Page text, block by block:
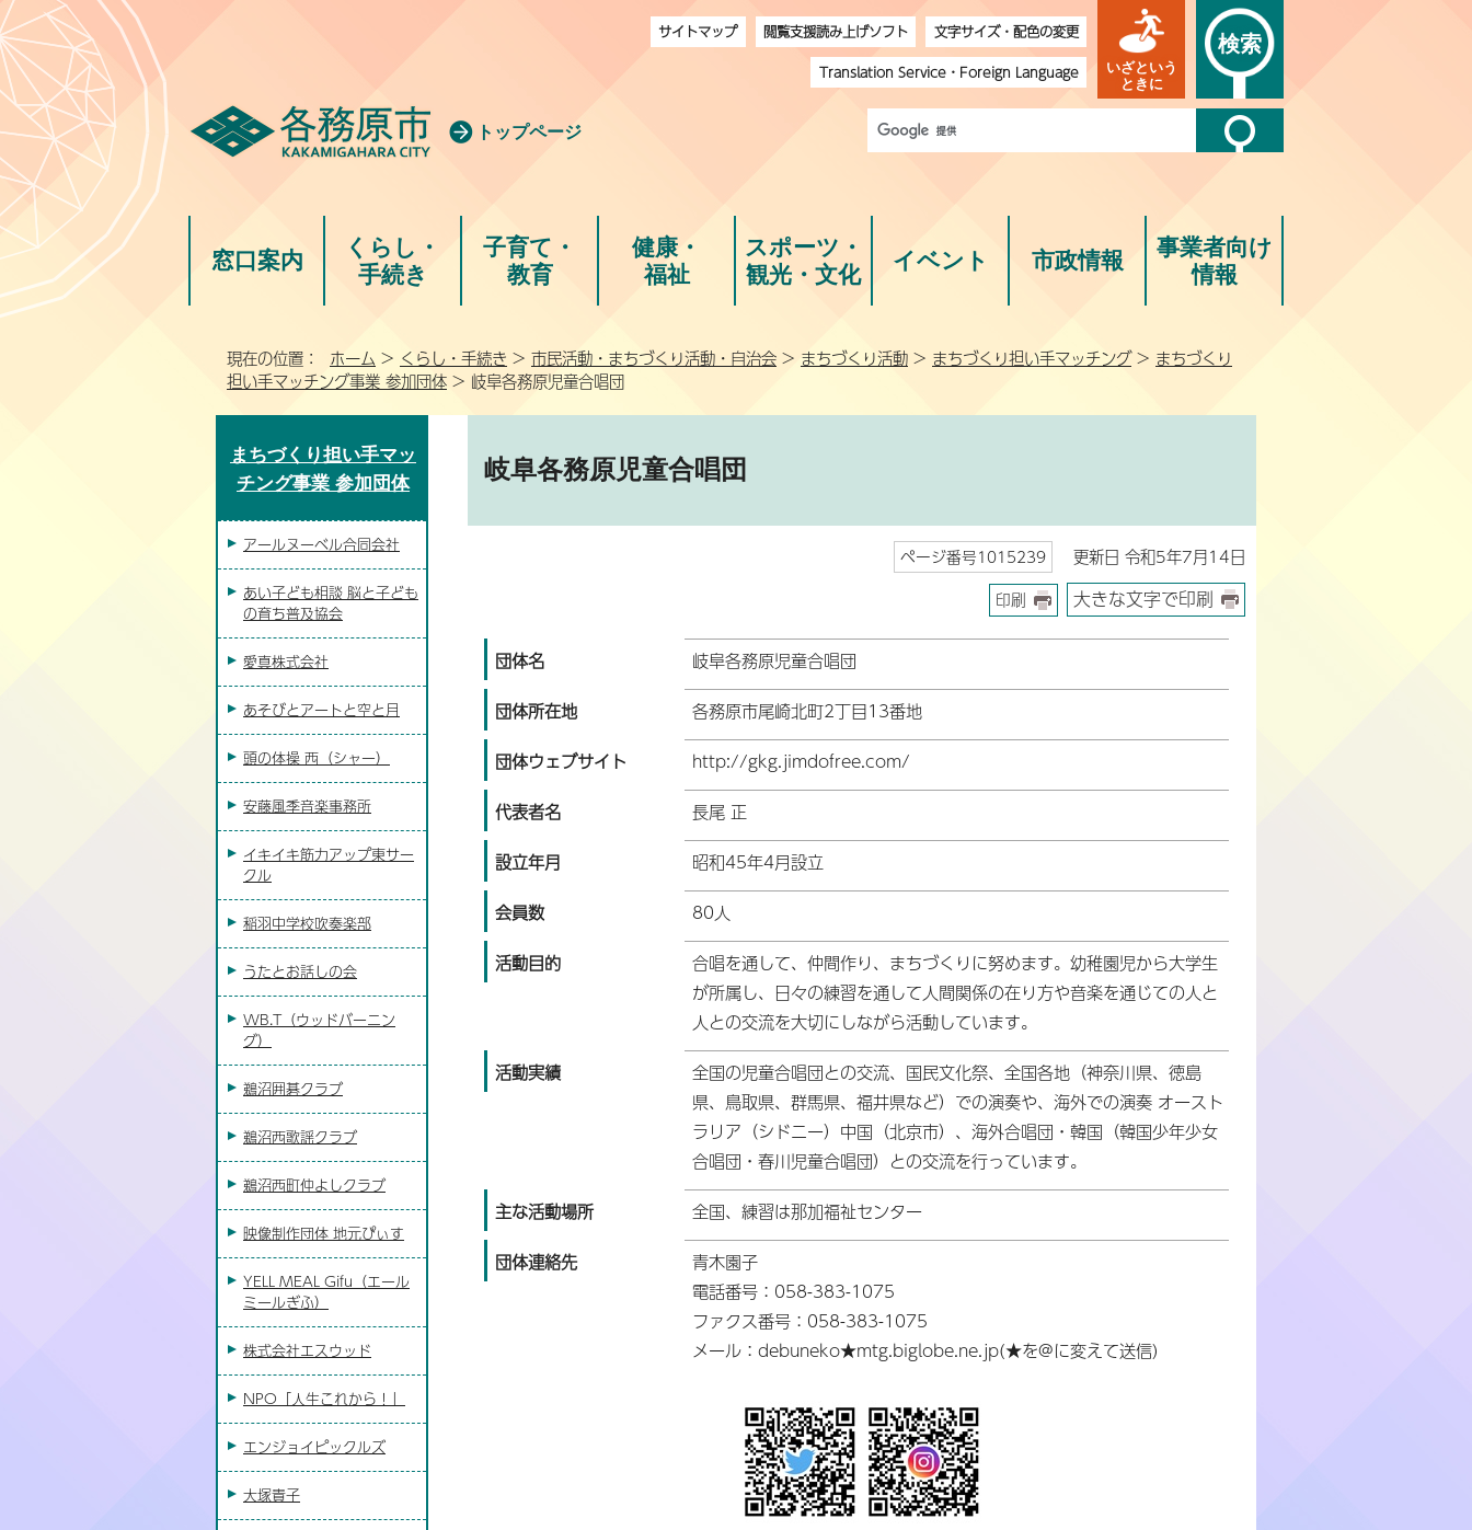
トップページ
サイトマップ 閲覧支援読み上げソフト
文字サイズ・配色の変更
Translation Service・ Foreign Language
いざという
ときに
検索
窓口案内
くらし・
手続き
子育て・
教育
健康・
福祉
スポーツ・
観光・文化
イベント 市政情報
事業者向け
情報
現在の位置： ホーム > くらし・手続き > 市民活動・まちづくり活動・自治会 > まちづくり活動 > まちづくり担い手マッチング> まちづくり
担い手マッチング事業 参加団体 > 岐阜各務原児童合唱団
岐阜各務原児童合唱団
ページ番号1015239 更新日 令和5年7月14日
印刷 大きな文字で印刷
団体名
岐阜各務原児童合唱団
団体所在地
各務原市尾崎北町2丁目13番地
団体ウェブサイト
http://gkg.jimdofree.com/
代表者名
長尾 正
設立年月
昭和45年4月設立
会員数
80人
活動目的
合唱を通して、仲間作り、まちづくりに努めます。幼稚園児から大学生
が所属し、日々の練習を通して人間関係の在り方や音楽を通じての人と
人との交流を大切にしながら活動しています。
活動実績
全国の児童合唱団との交流、国民文化祭、全国各地（神奈川県、徳島
県、鳥取県、群馬県、福井県など）での演奏や、海外での演奏 オースト
ラリア（シドニー）中国（北京市）、海外合唱団・韓国（韓国少年少女
合唱団・春川児童合唱団）との交流を行っています。
主な活動場所
全国、練習は那加福祉センター
団体連絡先
青木園子
電話番号：058-383-1075
ファクス番号：058-383-1075
メール：debuneko★mtg.biglobe.ne.jp(★を@に変えて送信)
まちづくり担い手マッ
チング事業 参加団体
アールヌーベル合同会社
あい子ども相談 脳と子ども
の育ち普及協会
愛真株式会社
あそびとアートと空と月
頭の体操 西（シャー）
安藤風季音楽事務所
イキイキ筋力アップ東サー
クル
稲羽中学校吹奏楽部
うたとお話しの会
WB.T（ウッドバーニン
グ）
鵜沼囲碁クラブ
鵜沼西歌謡クラブ
鵜沼西町仲よしクラブ
映像制作団体 地元ぴぃす
YELL MEAL Gifu（エール
ミールぎふ）
株式会社エスウッド
NPO「人生これから！」
エンジョイピックルズ
大塚貴子